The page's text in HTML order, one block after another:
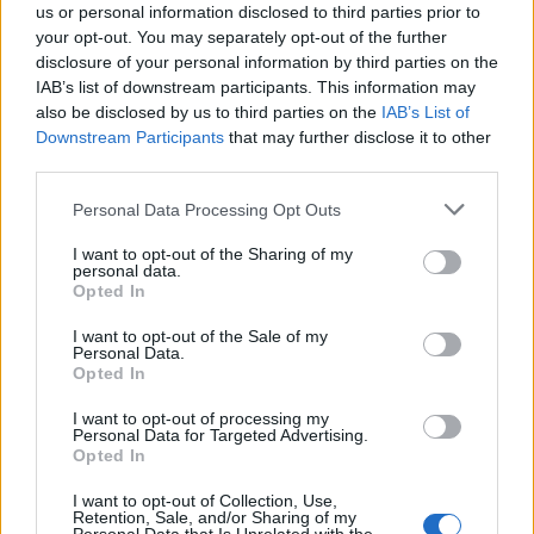
us or personal information disclosed to third parties prior to
your opt-out. You may separately opt-out of the further
disclosure of your personal information by third parties on the
IAB’s list of downstream participants. This information may
also be disclosed by us to third parties on the IAB’s List of
Downstream Participants that may further disclose it to other
Personal Data Processing Opt Outs
I want to opt-out of the Sharing of my
personal data.
Opted In
I want to opt-out of the Sale of my
Personal Data.
Opted In
I want to opt-out of processing my
Personal Data for Targeted Advertising.
Opted In
I want to opt-out of Collection, Use,
Retention, Sale, and/or Sharing of my
Boráros teret is
A Lánchíd után a Petőfi híd lehet a következő dunai átkelő
a fővárosban, amelynek rekonstrukciójára sor kerülhet - írja
a BKK Közleményében. Szeretnék, hogy minél szélesebb
körű egyeztetés előzze meg a híd és környezete
felújításhoz kapcsolódó tervek kialakítását, ezért ennek
folyamatába a lakosságot is bevonva 2020. április 22-én
társadalmi egyeztetés indul a Petőfi híd és a Boráros tér
átalakításáról. A közlekedési fókuszú kérdésekre adott
válaszokat a BKK felhasználja a felújítás előtt készülő
tanulmányterv végleges kidolgozásakor.
2020. április 21. 17:56 | Portfolio
Teljesen átalakítja utcáit Milánó, így készülnek
a koronavírus utáni időkre
Harmincöt kilométernyi új bicikliút és további